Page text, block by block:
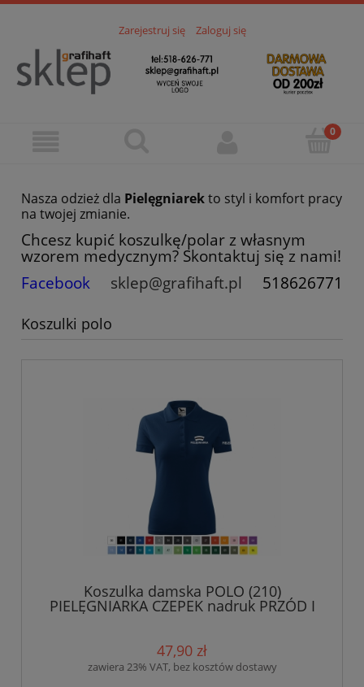
Zarejestruj się Zaloguj się
Nasza odzież dla Pielęgniarekto styl i komfort pracy
na twojej zmianie.
Chcesz kupić koszulkę/polar z własnym
wzorem medycznym? Skontaktuj się z nami!
Facebook
sklep@grafihaft.pl 518626771
Koszulki polo
Koszulka damska POLO (210)
PIELĘGNIARKA CZEPEK nadruk PRZÓD I
47,90 zł
zawiera 23% VAT, bez kosztów dostawy